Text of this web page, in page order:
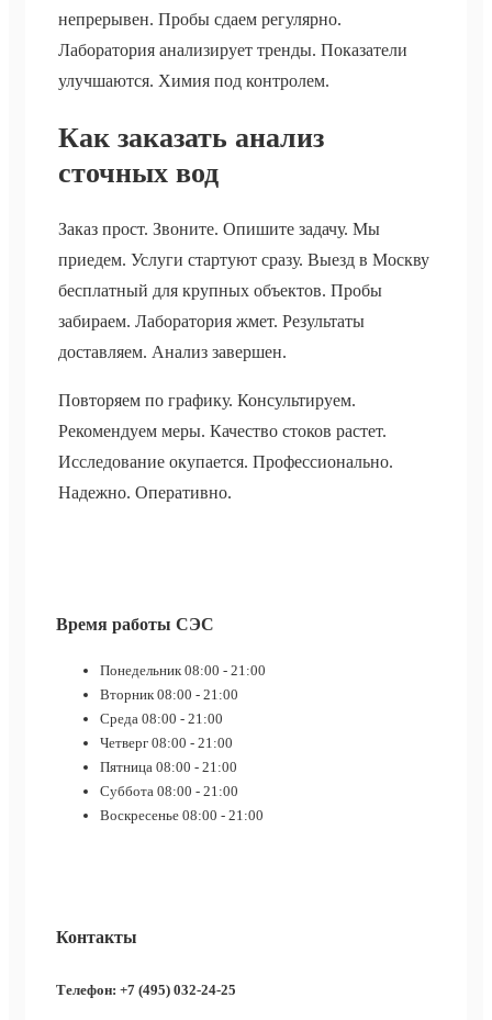
непрерывен. Пробы сдаем регулярно.
Лаборатория анализирует тренды. Показатели
улучшаются. Химия под контролем.
Как заказать анализ
сточных вод
Заказ прост. Звоните. Опишите задачу. Мы
приедем. Услуги стартуют сразу. Выезд в Москву
бесплатный для крупных объектов. Пробы
забираем. Лаборатория жмет. Результаты
доставляем. Анализ завершен.
Повторяем по графику. Консультируем.
Рекомендуем меры. Качество стоков растет.
Исследование окупается. Профессионально.
Надежно. Оперативно.
Время работы СЭС
Понедельник 08:00 - 21:00
Вторник 08:00 - 21:00
Среда 08:00 - 21:00
Четверг 08:00 - 21:00
Пятница 08:00 - 21:00
Суббота 08:00 - 21:00
Воскресенье 08:00 - 21:00
Контакты
Телефон: +7 (495) 032-24-25